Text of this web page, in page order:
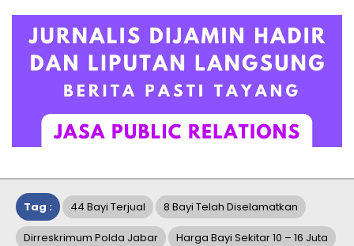
Tag : 44 Bayi Terjual 8 Bayi Telah Diselamatkan
Dirreskrimum Polda Jabar Harga Bayi Sekitar 10 – 16 Juta